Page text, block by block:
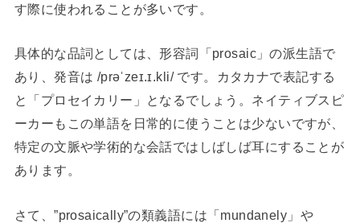
す際に使われることが多いです。
具体的な品詞としては、形容詞「prosaic」の派生語で
あり、発音は /prəˈzeɪ.ɪ.kli/ です。カタカナで表記する
と「プロセイカリー」となるでしょう。ネイティブスピ
ーカーもこの単語を日常的に使うことは少ないですが、
特定の文脈や学術的な会話ではしばしば耳にすることが
あります。
さて、”prosaically”の類義語には「mundanely」や